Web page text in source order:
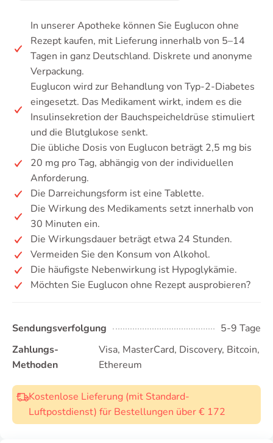
In unserer Apotheke können Sie Euglucon ohne
Rezept kaufen, mit Lieferung innerhalb von 5–14
Tagen in ganz Deutschland. Diskrete und anonyme
Verpackung.
Euglucon wird zur Behandlung von Typ-2-Diabetes
eingesetzt. Das Medikament wirkt, indem es die
Insulinsekretion der Bauchspeicheldrüse stimuliert
und die Blutglukose senkt.
Die übliche Dosis von Euglucon beträgt 2,5 mg bis
20 mg pro Tag, abhängig von der individuellen
Anforderung.
Die Darreichungsform ist eine Tablette.
Die Wirkung des Medikaments setzt innerhalb von
30 Minuten ein.
Die Wirkungsdauer beträgt etwa 24 Stunden.
Vermeiden Sie den Konsum von Alkohol.
Die häufigste Nebenwirkung ist Hypoglykämie.
Möchten Sie Euglucon ohne Rezept ausprobieren?
Sendungsverfolgung
5-9 Tage
Zahlungs-
Methoden
Visa, MasterCard, Discovery, Bitcoin,
Ethereum
Kostenlose Lieferung (mit Standard-
Luftpostdienst) für Bestellungen über € 172